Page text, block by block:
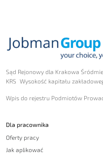
Sąd Rejonowy dla Krakowa
KRS Wysokość kapitału
Wpis do rejestru Podmiotów
Dla pracownika
Oferty pracy
Jak aplikować